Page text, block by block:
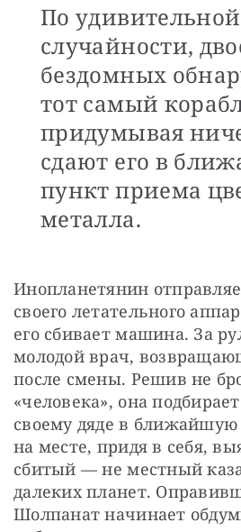
По удивительной
случайности,
бездомных
тот самый
придумывая
сдают его в
пункт приема
металла.
Инопланетянин
своего летательного
его сбивает машина. За
молодой врач,
после смены. Решив не
«человека», она
своему дяде в
на месте, придя в себя,
сбитый — не местный
далеких планет.
Шолпанат начинает